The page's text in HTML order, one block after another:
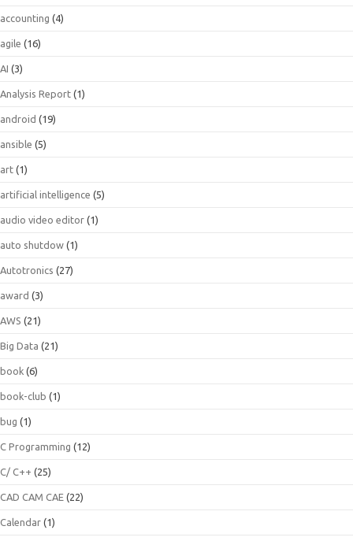
accounting (4)
agile (16)
AI (3)
Analysis Report (1)
android (19)
ansible (5)
art (1)
artificial intelligence (5)
audio video editor (1)
auto shutdow (1)
Autotronics (27)
award (3)
AWS (21)
Big Data (21)
book (6)
book-club (1)
bug (1)
C Programming (12)
C/ C++ (25)
CAD CAM CAE (22)
Calendar (1)